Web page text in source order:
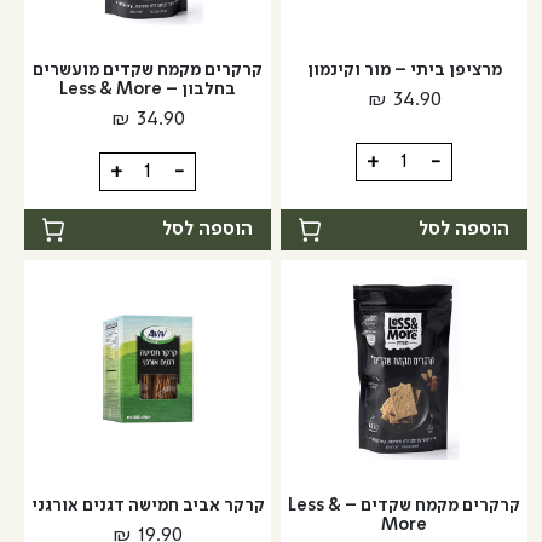
מרציפן ביתי – מור וקינמון
₪ 34.90
-
כמות
של
מרציפן
מור
וקינמון
+
הוספה לסל
קרקרים מקמח שקדים מועשרים
בחלבון – Less & More
₪ 34.90
-
כמות
של
קרקרים
מקמח
מועשרים
בחלבון
Less
&
+
הוספה לסל
קרקרים מקמח שקדים – Less &
More
קרקר אביב חמישה דגנים אורגני
₪ 19.90